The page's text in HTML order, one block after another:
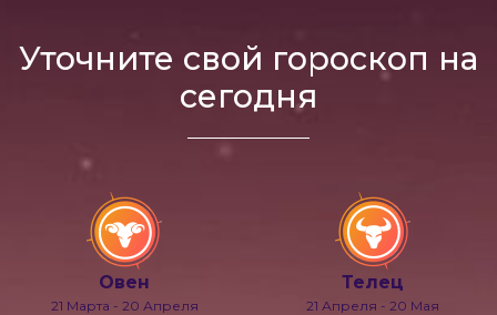
Уточните свой гороскоп на
сегодня
Овен
21 Марта - 20 Апреля
Телец
21 Апреля - 20 Мая